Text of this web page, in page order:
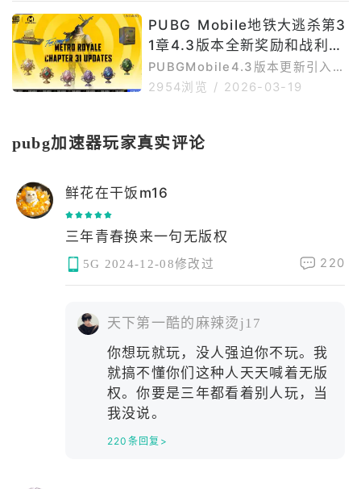
器部署在海外，国内网络直连时容
易出现连接超时、数据包丢失或验
证失败
国内访问不够稳定，容易出现加载
慢、下载中断或连接失败。其次是
谷歌环境依赖，部分安卓手机如果
缺少GooglePlay服务，可能无法
正常下载、更新或启动游戏。再
部分用户可能遇到商店搜不到游
戏、提示设备不兼容或安装后闪退
PUBG Mobile地铁大逃杀第3
1章4.3版本全新奖励和战利品
系统
PUBGMobile4.3版本更新引入了
多项重大功能，全面影响撤离模式
品机制和风险回报系统，以及PUB
GMobileMetroRoyale第31章中
内经济的新途径。PUBGMobileM
etroRoyale第31章：全新战利品
大逃杀模式第31章引入了古董皇冠
2954浏览 / 2026-03-19
pubg加速器玩家真实评论
鲜花在干饭m16
三年青春换来一句无版权
5G 2024-12-08修改过 220
天下第一酷的麻辣烫j17
你想玩就玩，没人强迫你不玩。我
就搞不懂你们这种人天天喊着无版
权。你要是三年都看着别人玩，当
我没说。
220条回复>